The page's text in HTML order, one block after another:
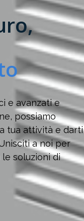
e avanzati e
possiamo
tua attività e darti
a noi per
soluzioni di